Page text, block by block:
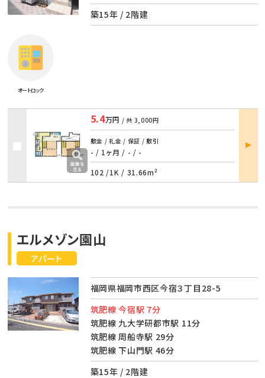
築15年 / 2階建
オートロック
5.4万円 / 共 3,000円
敷金 / 礼金 / 保証 / 敷引
- / 1ヶ月 / - / -
102 /1K / 31.66m²
部屋
詳細
アパート
エルメゾン園山
福岡県福岡市西区今宿３丁目28-5
筑肥線 今宿駅 7分
筑肥線 九大学研都市駅 11分
筑肥線 周船寺駅 29分
筑肥線 下山門駅 46分
築15年 / 2階建